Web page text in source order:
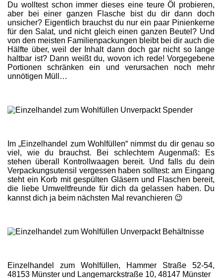
Du wolltest schon immer dieses eine teure Öl probieren,
aber bei einer ganzen Flasche bist du dir dann doch
unsicher? Eigentlich brauchst du nur ein paar Pinienkerne
für den Salat, und nicht gleich einen ganzen Beutel? Und
von den meisten Familienpackungen bleibt bei dir auch die
Hälfte über, weil der Inhalt dann doch gar nicht so lange
haltbar ist? Dann weißt du, wovon ich rede! Vorgegebene
Portionen schränken ein und verursachen noch mehr
unnötigen Müll…
Im „Einzelhandel zum Wohlfüllen“ nimmst du dir genau so
viel, wie du brauchst. Bei schlechtem Augenmaß: Es
stehen überall Kontrollwaagen bereit. Und falls du dein
Verpackungsutensil vergessen haben solltest: am Eingang
steht ein Korb mit gespülten Gläsern und Flaschen bereit,
die liebe Umweltfreunde für dich da gelassen haben. Du
kannst dich ja beim nächsten Mal revanchieren 😉
Einzelhandel zum Wohlfüllen, Hammer Straße 52-54,
48153 Münster und Langemarckstraße 10, 48147 Münster